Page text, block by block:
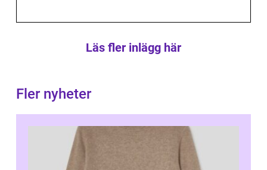
Läs fler inlägg här
Fler nyheter